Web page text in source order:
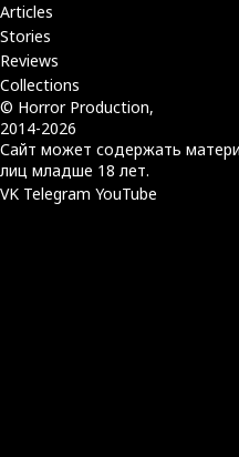
Articles
Stories
Reviews
Collections
© Horror Production,
2014-2026
Сайт может содержать
лиц младше 18 лет.
VK Telegram YouTube